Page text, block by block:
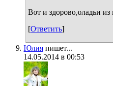
Вот и здорово,оладьи
[Ответить]
Юлия пишет...
14.05.2014 в 00:53